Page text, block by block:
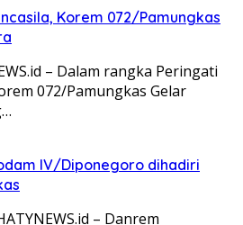
Korem 072/Pamungkas
– Dalam rangka Peringati
072/Pamungkas Gelar
lV/Diponegoro dihadiri
– Danrem